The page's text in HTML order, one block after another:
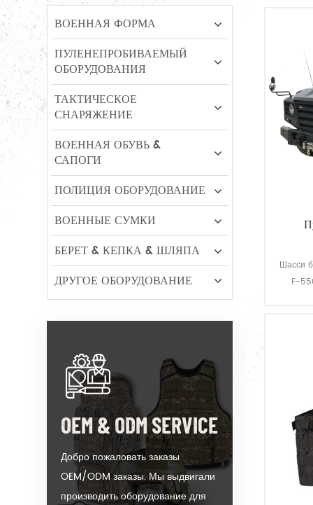
Шасси
F-
ВОЕННАЯ ФОРМА
ПУЛЕНЕПРОБИВАЕМЫЙ
ОБОРУДОВАНИЯ
ТАКТИЧЕСКОЕ
СНАРЯЖЕНИЕ
ВОЕННАЯ ОБУВЬ &
САПОГИ
ПОЛИЦИЯ ОБОРУДОВАНИЕ
ВОЕННЫЕ СУМКИ
БЕРЕТ & КЕПКА & ШЛЯПА
ДРУГОЕ ОБОРУДОВАНИЕ
OEM & ODM SERVICE
Добро пожаловать заказы
OEM/ODM заказы. Мы выдвигали
производить оборудование для